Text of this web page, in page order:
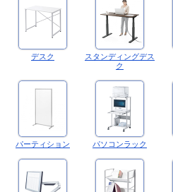
デスク
スタンディングデス
ク
パーティション パソコンラック